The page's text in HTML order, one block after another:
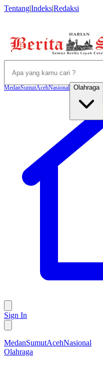
Tentang|Indeks|Redaksi
MedanSumutAcehNasional Olahraga
Sign In
MedanSumutAcehNasional
Olahraga